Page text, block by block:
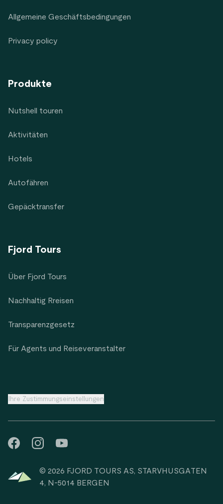
Allgemeine Geschäftsbedingungen
Privacy policy
Produkte
Nutshell touren
Aktivitäten
Hotels
Autofähren
Gepäcktransfer
Fjord Tours
Über Fjord Tours
Nachhaltig Rreisen
Transparenzgesetz
Für Agents und Reiseveranstalter
Ihre Zustimmungseinstellungen
© 2026 FJORD TOURS AS, STARVHUSGATEN
4, N-5014 BERGEN